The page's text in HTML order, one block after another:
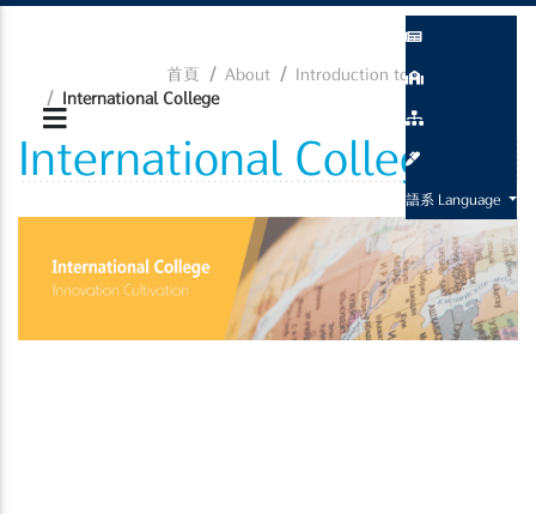
語系 Language
首頁 About
Introduction to the College
International College
International College